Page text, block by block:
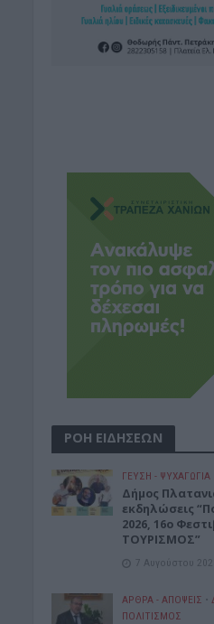
ΡΟΗ ΕΙΔΗΣΕΩΝ
ΓΕΎΣΗ - ΨΥΧΑΓΩΓΊΑ
Δήμος
εκδηλώσεις
2026, 16ο
ΤΟΥΡΙΣΜΟΣ”
7 Αυγούστου
ΑΡΘΡΑ - ΑΠΟΨΕΙΣ •
ΠΟΛΙΤΙΣΜΟΣ